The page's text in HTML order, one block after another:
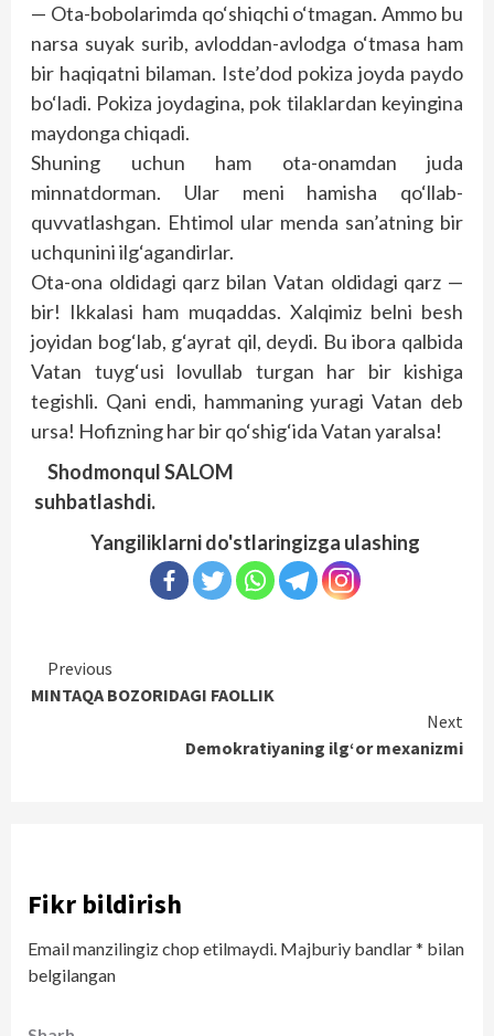
— Ota-bobolarimda qo‘shiqchi o‘tmagan. Ammo bu
narsa suyak surib, avloddan-avlodga o‘tmasa ham
bir haqiqatni bilaman. Iste’dod pokiza joyda paydo
bo‘ladi. Pokiza joydagina, pok tilaklardan keyingina
maydonga chiqadi.
Shuning uchun ham ota-onamdan juda
minnatdorman. Ular meni hamisha qo‘llab-
quvvatlashgan. Ehtimol ular menda san’atning bir
uchqunini ilg‘agandirlar.
Ota-ona oldidagi qarz bilan Vatan oldidagi qarz —
bir! Ikkalasi ham muqaddas. Xalqimiz belni besh
joyidan bog‘lab, g‘ayrat qil, deydi. Bu ibora qalbida
Vatan tuyg‘usi lovullab turgan har bir kishiga
tegishli. Qani endi, hammaning yuragi Vatan deb
ursa! Hofizning har bir qo‘shig‘ida Vatan yaralsa!
Shodmonqul SALOM
suhbatlashdi.
Yangiliklarni do'stlaringizga ulashing
Continue
Reading
Previous
MINTAQA BOZORIDAGI FAOLLIK
Next
Demokratiyaning ilg‘or mexanizmi
Fikr bildirish
Email manzilingiz chop etilmaydi. Majburiy bandlar* bilan
belgilangan